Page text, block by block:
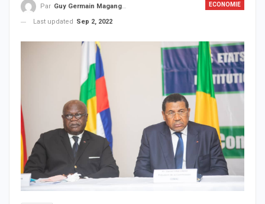
ECONOMIE
Par Guy Germain Maganga Nziengui
Last updated
Sep 2, 2022